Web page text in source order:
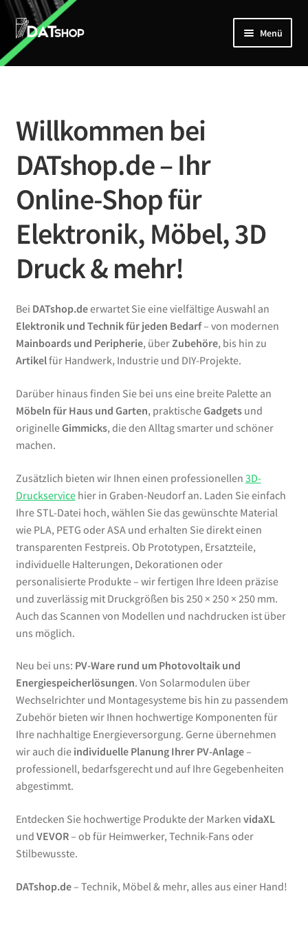
Zur
Navigation
springen
Zum
Inhalt
springen
Menü
Home
Mein Account
Kontakt
Willkommen bei
DATshop.de – Ihr
Online-Shop für
Elektronik, Möbel, 3D
Druck & mehr!
Bei DATshop.deerwartet Sie eine vielfältige Auswahl an
Elektronik und Technik für jeden Bedarf– von modernen
Mainboards und Peripherie, überZubehöre, bis hin zu
Artikelfür Handwerk, Industrie und DIY-Projekte.
Darüber hinaus finden Sie bei uns eine breite Palette an
Möbeln für Haus und Garten, praktischeGadgetsund
originelleGimmicks, die den Alltag smarter und schöner
machen.
Zusätzlich bieten wir Ihnen einen professionellen 3D-
Druckservicehier in Graben-Neudorf an. Laden Sie einfach
Ihre STL-Datei hoch, wählen Sie das gewünschte Material
wie PLA, PETG oder ASA und erhalten Sie direkt einen
transparenten Festpreis. Ob Prototypen, Ersatzteile,
individuelle Halterungen, Dekorationen oder
personalisierte Produkte – wir fertigen Ihre Ideen präzise
und zuverlässig mit Druckgrößen bis 250 × 250 × 250 mm.
Auch das Scannen von Modellen und nachdrucken ist über
uns möglich.
Neu bei uns: PV-Ware rund um Photovoltaik und
Energiespeicherlösungen. Von Solarmodulen über
Wechselrichter und Montagesysteme bis hin zu passendem
Zubehör bieten wir Ihnen hochwertige Komponenten für
Ihre nachhaltige Energieversorgung. Gerne übernehmen
wir auch die individuelle Planung Ihrer PV-Anlage–
professionell, bedarfsgerecht und auf Ihre Gegebenheiten
abgestimmt.
Entdecken Sie hochwertige Produkte der Marken vidaXL
und VEVOR– ob für Heimwerker, Technik-Fans oder
Stilbewusste.
DATshop.de– Technik, Möbel & mehr, alles aus einer Hand!